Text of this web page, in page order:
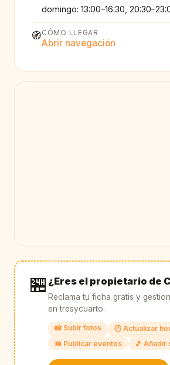
domingo: 13:00–16:30,
🧭CÓMO LLEGAR
Abrir navegación
🏪 ¿Eres el propietario de
Reclama tu ficha gratis y
en tresycuarto.
📸 Subir fotos
🕐 Actualizar
📅 Publicar eventos
🎵